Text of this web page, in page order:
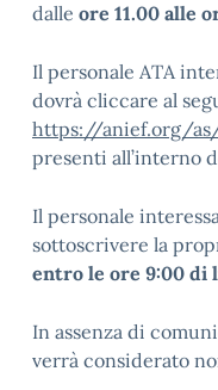
dalle ore 11.00 alle
Il personale ATA
dovrà cliccare al
https://anief.org/
presenti all’interno
Il personale
sottoscrivere la
entro le ore 9:00 di
In assenza di
verrà considerato